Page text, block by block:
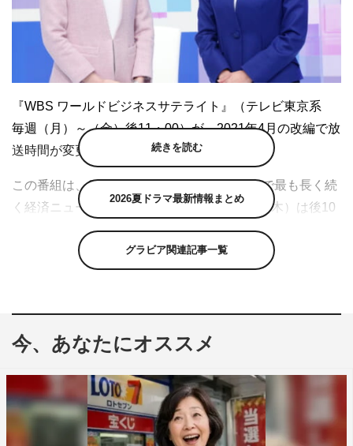
『WBS ワールドビジネスサテライト』（テレビ東京系
毎週（月）～（金）後11・00）が、2021年4月の改編で放
送時間が変更されることが分かった。
この番組は、1988年4月にスタートした日本で最も長く続
く経済ニュース番組。4月から毎週（月）～（木）は後10
時からの放送になり、毎週（金）は従来通り後11時から放
田中瞳を迎え、“自分ごと”＆身近に感じることができる経
済ニュースを独自の視点で伝えていく。
今回の改編の背景の一つには、新型コロナウイルスの影響
で人々の就寝時間が早くなっているというデータがある。
改編会見でテレビ東京代表取締役の石川一郎社長は、「コ
続きを読む
2026夏ドラマ最新情報まとめ
グラビア関連記事一覧
今、あなたにオススメ